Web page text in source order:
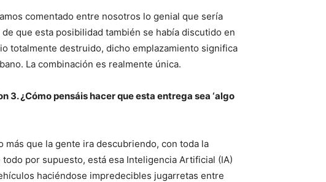
comentado entre nosotros lo genial que sería
que esta posibilidad también se había discutido en
totalmente destruido, dicho emplazamiento significa
La combinación es realmente única.
¿Cómo pensáis hacer que esta entrega sea ‘algo
más que la gente ira descubriendo, con toda la
por supuesto, está esa Inteligencia Artificial (IA)
haciéndose impredecibles jugarretas entre